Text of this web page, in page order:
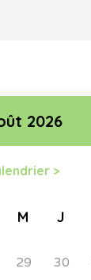
2026
>
M J
29 30